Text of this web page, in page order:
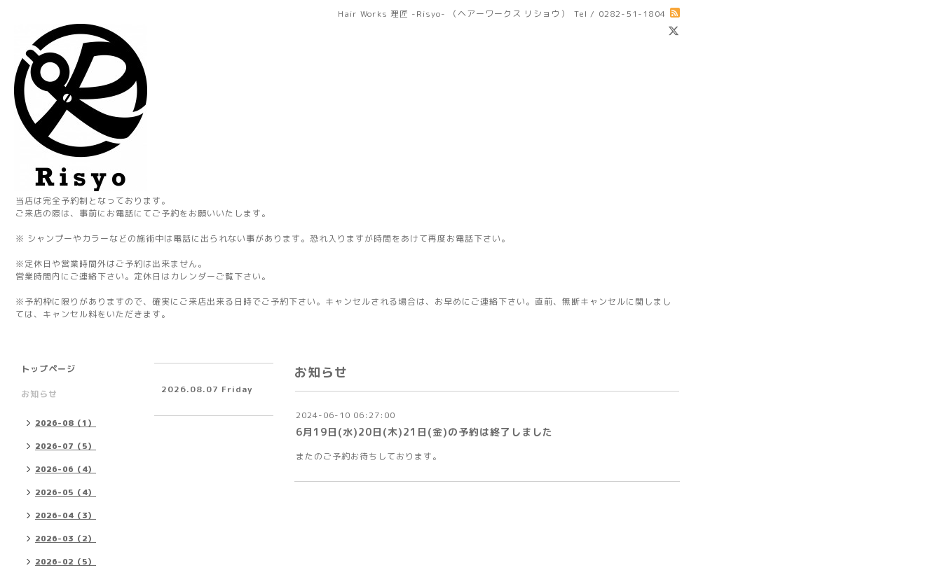
Hair Works 理匠 -Risyo- （ヘアーワークス リショウ） Tel / 0282-51-1804
当店は完全予約制となっております。
ご来店の際は、事前にお電話にてご予約をお願いいたします。
※ シャンプーやカラーなどの施術中は電話に出られない事があります。恐れ入りますが時間をあけて再度お電話下さい。
※定休日や営業時間外はご予約は出来ません。
営業時間内にご連絡下さい。定休日はカレンダーご覧下さい。
※予約枠に限りがありますので、確実にご来店出来る日時でご予約下さい。キャンセルされる場合は、お早めにご連絡下さい。直前、無断キャンセルに関しまし
ては、キャンセル料をいただきます。
お知らせ
2024-06-10 06:27:00
6月19日(水)20日(木)21日(金)の予約は終了しました
またのご予約お待ちしております。
トップページ
お知らせ
2026-08（1）
2026-07（5）
2026-06（4）
2026-05（4）
2026-04（3）
2026-03（2）
2026-02（5）
2026.08.07 Friday